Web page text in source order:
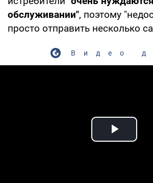
обслуживании", поэтому
просто отправить несколько
Видео
Play